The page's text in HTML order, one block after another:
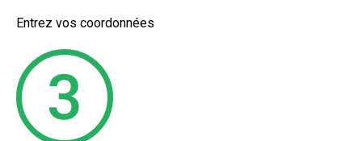
Entrez vos coordonnées